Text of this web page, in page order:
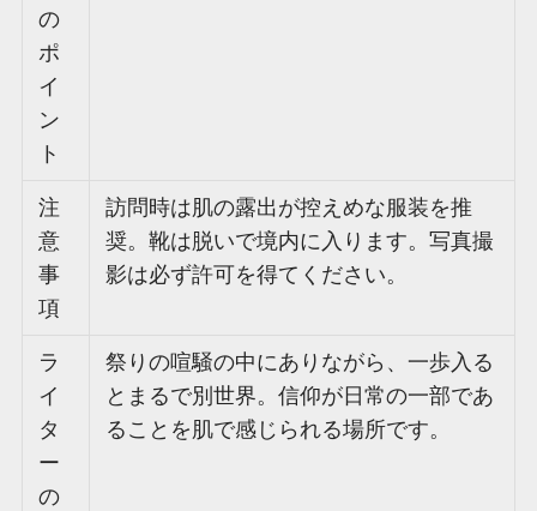
の
ポ
イ
ン
ト
注
意
事
項
訪問時は肌の露出が控えめな服装を推
奨。靴は脱いで境内に入ります。写真撮
影は必ず許可を得てください。
ラ
イ
タ
ー
の
祭りの喧騒の中にありながら、一歩入る
とまるで別世界。信仰が日常の一部であ
ることを肌で感じられる場所です。